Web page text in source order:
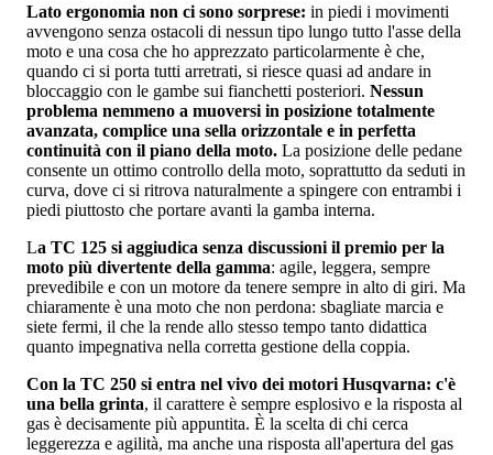
Lato ergonomia non ci sono sorprese: in piedi i movimenti
avvengono senza ostacoli di nessun tipo lungo tutto l'asse della
moto e una cosa che ho apprezzato particolarmente è che,
quando ci si porta tutti arretrati, si riesce quasi ad andare in
bloccaggio con le gambe sui fianchetti posteriori. Nessun
problema nemmeno a muoversi in posizione totalmente
avanzata, complice una sella orizzontale e in perfetta
continuità con il piano della moto. La posizione delle pedane
consente un ottimo controllo della moto, soprattutto da seduti in
curva, dove ci si ritrova naturalmente a spingere con entrambi i
piedi piuttosto che portare avanti la gamba interna.
La TC 125 si aggiudica senza discussioni il premio per la
moto più divertente della gamma: agile, leggera, sempre
prevedibile e con un motore da tenere sempre in alto di giri. Ma
chiaramente è una moto che non perdona: sbagliate marcia e
siete fermi, il che la rende allo stesso tempo tanto didattica
quanto impegnativa nella corretta gestione della coppia.
Con la TC 250 si entra nel vivo dei motori Husqvarna: c'è
una bella grinta, il carattere è sempre esplosivo e la risposta al
gas è decisamente più appuntita. È la scelta di chi cerca
leggerezza e agilità, ma anche una risposta all'apertura del gas